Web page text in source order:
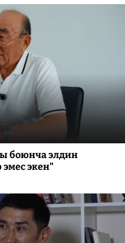
боюнча элдин
экен"